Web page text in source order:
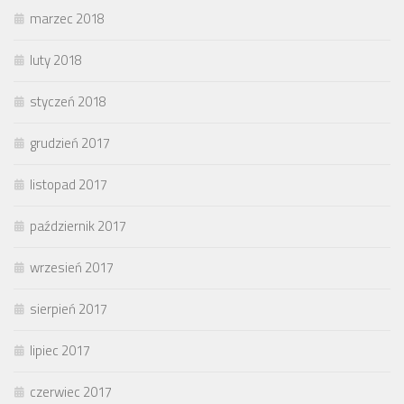
marzec 2018
luty 2018
styczeń 2018
grudzień 2017
listopad 2017
październik 2017
wrzesień 2017
sierpień 2017
lipiec 2017
czerwiec 2017